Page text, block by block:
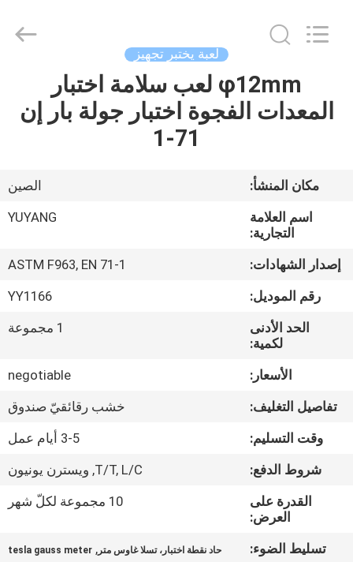
مسكن
عرض
الواقع
الافتراضي
معلومات
في
المعمل
اتصل
أخبار
INSTRUMENT
لعبة يختبر تجهيز
φ12mm لعب سلامة اختبار
المعدات الفجوة اختبار جولة بار إن
71-1
مكان المنشأ:
الصين
اسم العلامة
التجارية:
YUYANG
إصدار الشهادات:
ASTM F963, EN 71-1
رقم الموديل:
YY1166
الحد الأدنى
لكمية:
1 مجموعة
الأسعار:
negotiable
تفاصيل التغليف:
خشب رقائقيّ صندوق
وقت التسليم:
3-5 أيام عمل
شروط الدفع:
T/T, L/C, ويسترن يونيون
القدرة على
العرض:
10 مجموعة لكلّ شهر
تسليط الضوء: حاد نقطة اختبار، تسلا غاوس متر ,
tesla gauss meter